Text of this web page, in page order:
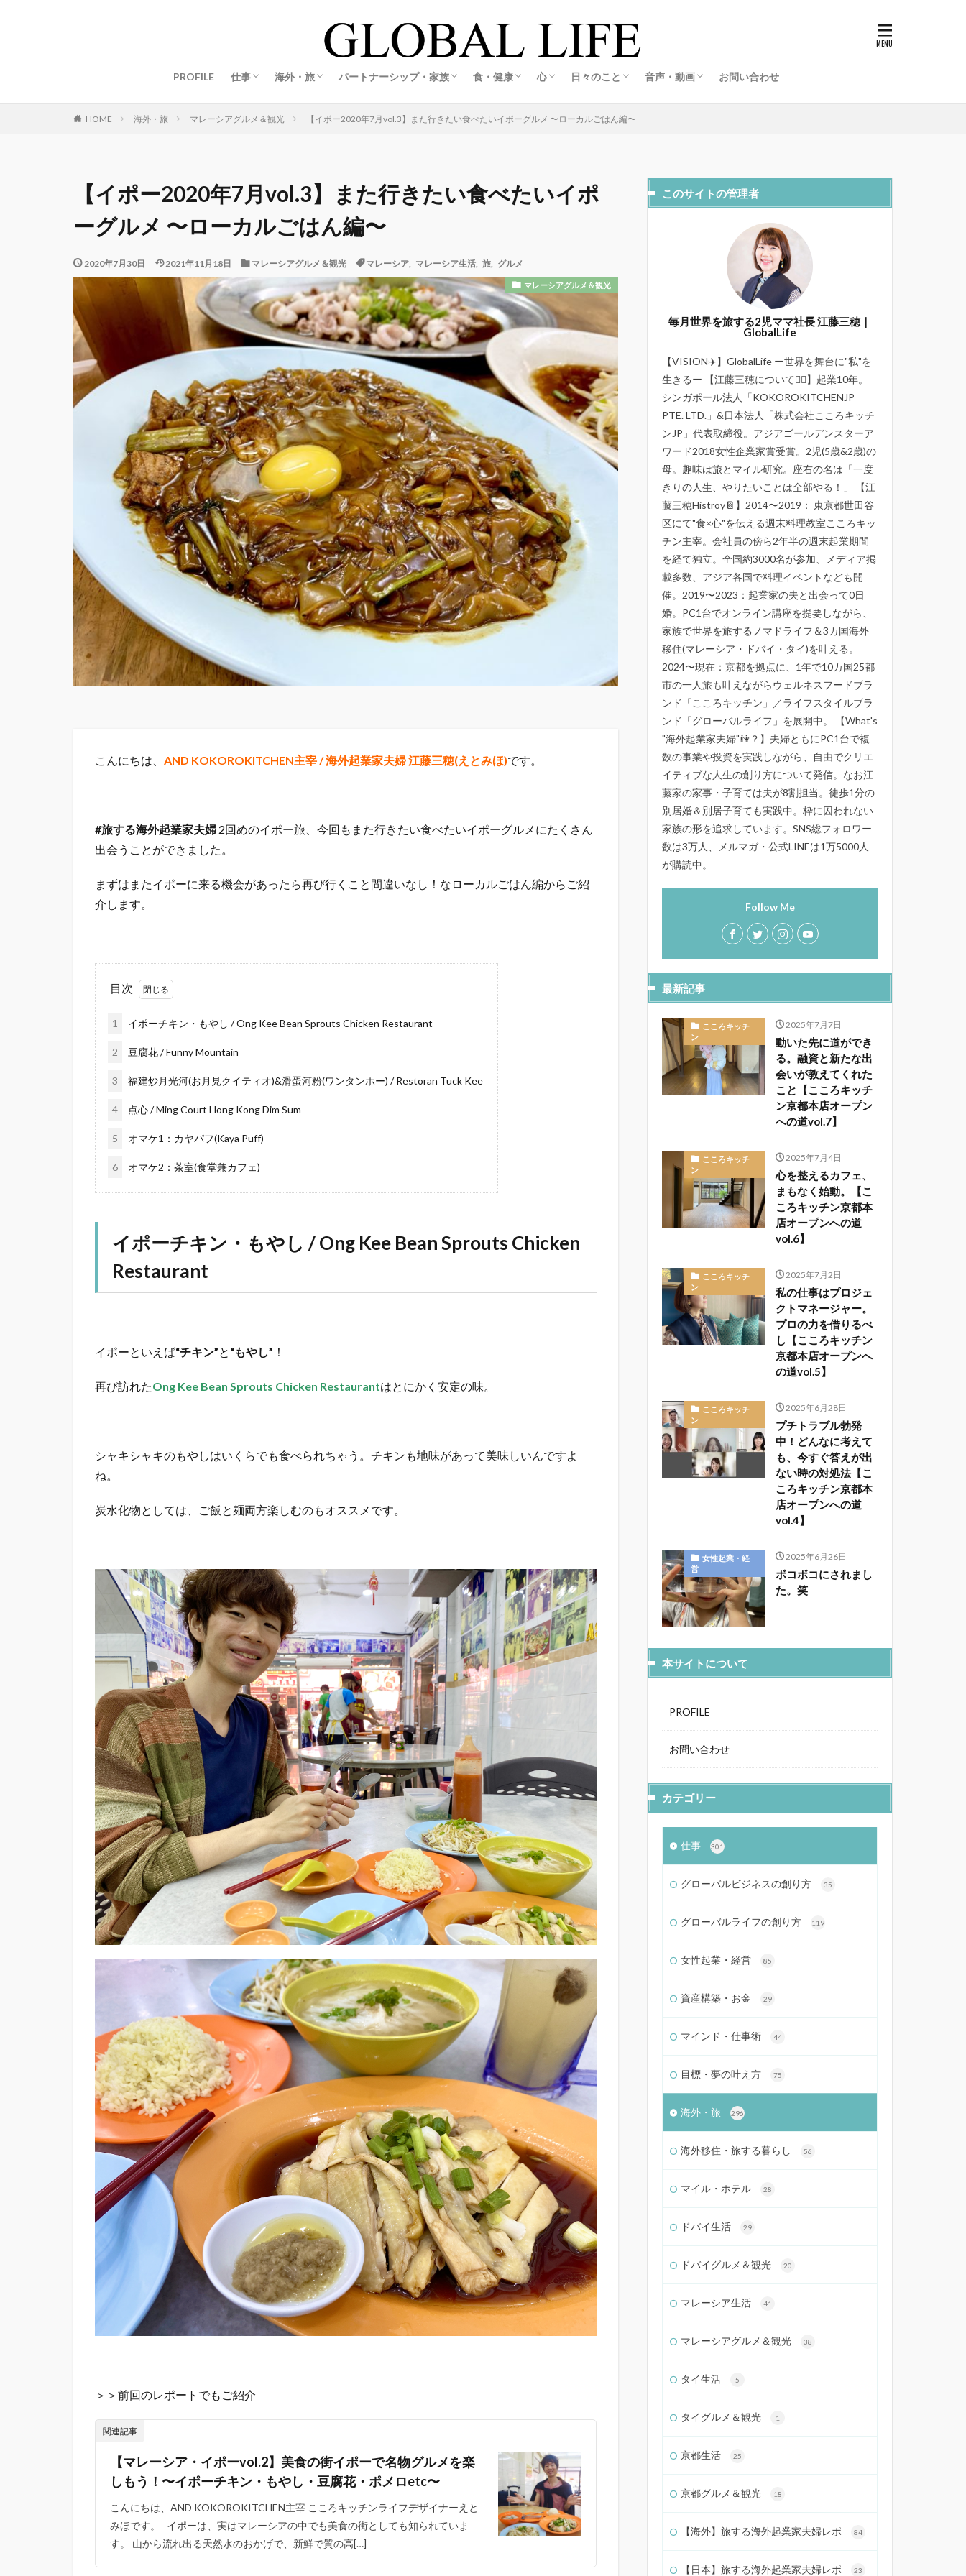
PROFILE 仕事
グローバルライフの創り方
グローバルビジネスの創り方
女性起業・経営
資産構築・お金
マインド・仕事術
目標・夢の叶え方
海外・旅
海外移住・旅する暮らし
マイル・ホテル
ドバイ生活
ドバイグルメ＆観光
マレーシア生活
マレーシアグルメ＆観光
タイ生活
タイグルメ＆観光
京都生活
京都グルメ＆観光
【海外】旅する海外起業家夫婦レポ
【日本】旅する海外起業家夫婦レポ
パートナーシップ・家族
恋愛・婚活
結婚・夫婦
妊娠・出産
海外起業家夫婦の出会いと結婚ストーリー
江藤誠哉(彼)コラム
食・健康
こころキッチン
料理・おうちごはん
オーガニック&エコライフ
心
心の整え方
日々のこと
日々の記録
私の想い
音声・動画
グローバルライフラジオ
海外起業家夫婦のライフデザインチャンネル
お問い合わせ
HOME 海外・旅 マレーシアグルメ＆観光 【イポー2020年7月vol.3】また行きたい食べたいイポーグルメ 〜ローカルごはん編〜
【イポー2020年7月vol.3】また行きたい食べたいイポ
ーグルメ 〜ローカルごはん編〜
2020年7月30日 2021年11月18日 マレーシアグルメ＆観光 マレーシア マレーシア生活 旅 グルメ
マレーシアグルメ＆観光
こんにちは、 AND KOKOROKITCHEN主宰 / 海外起業家夫婦 江藤三穂(えとみほ)です。
#旅する海外起業家夫婦 2回めのイポー旅、今回もまた行きたい食べたいイポーグルメにたくさん
出会うことができました。
まずはまたイポーに来る機会があったら再び行くこと間違いなし！なローカルごはん編からご紹
介します。
目次
1 イポーチキン・もやし / Ong Kee Bean Sprouts Chicken Restaurant
2 豆腐花 / Funny Mountain
3 福建炒月光河(お月見クイティオ)&滑蛋河粉(ワンタンホー) / Restoran Tuck Kee
4 点心 / Ming Court Hong Kong Dim Sum
5 オマケ1：カヤパフ(Kaya Puff)
6 オマケ2：茶室(食堂兼カフェ)
イポーチキン・もやし / Ong Kee Bean Sprouts Chicken
Restaurant
イポーといえば“チキン” と “もやし” ！
再び訪れたOng Kee Bean Sprouts Chicken Restaurantはとにかく安定の味。
シャキシャキのもやしはいくらでも食べられちゃう。チキンも地味があって美味しいんですよ
ね。
炭水化物としては、ご飯と麺両方楽しむのもオススメです。
＞＞前回のレポートでもご紹介
関連記事
【マレーシア・イポーvol.2】美食の街イポーで名物グルメを楽
しもう！〜イポーチキン・もやし・豆腐花・ポメロetc〜
こんにちは、AND KOKOROKITCHEN主宰 こころキッチンライフデザイナーえと
みほです。 イポーは、実はマレーシアの中でも美食の街としても知られていま
す。 山から流れ出る天然水のおかげで、新鮮で質の高[…]
このサイトの管理者
毎月世界を旅する2児ママ社長 江藤三穂｜
GlobalLife
【VISION✈️】GlobalLife ー世界を舞台に"私"を
生きるー 【江藤三穂について💁‍♀️】起業10年。
シンガポール法人「KOKOROKITCHENJP
PTE. LTD.」&日本法人「株式会社こころキッチ
ンJP」代表取締役。アジアゴールデンスターア
ワード2018女性企業家賞受賞。2児(5歳&2歳)の
母。趣味は旅とマイル研究。座右の名は「一度
きりの人生、やりたいことは全部やる！」 【江
藤三穂Histroy📔】2014〜2019： 東京都世田谷
区にて"食×心"を伝える週末料理教室こころキッ
チン主宰。会社員の傍ら2年半の週末起業期間
を経て独立。全国約3000名が参加、メディア掲
載多数、アジア各国で料理イベントなども開
催。2019〜2023：起業家の夫と出会って0日
婚。PC1台でオンライン講座を提要しながら、
家族で世界を旅するノマドライフ＆3カ国海外
移住(マレーシア・ドバイ・タイ)を叶える。
2024〜現在：京都を拠点に、1年で10カ国25都
市の一人旅も叶えながらウェルネスフードブラ
ンド「こころキッチン」／ライフスタイルブラ
ンド「グローバルライフ」を展開中。 【What's
"海外起業家夫婦"👫？】夫婦ともにPC1台で複
数の事業や投資を実践しながら、自由でクリエ
イティブな人生の創り方について発信。なお江
藤家の家事・子育ては夫が8割担当。徒歩1分の
別居婚＆別居子育ても実践中。枠に囚われない
家族の形を追求しています。SNS総フォロワー
数は3万人、メルマガ・公式LINEは1万5000人
が購読中。
Follow Me
最新記事
こころキッチ
ン
2025年7月7日
動いた先に道ができ
る。融資と新たな出
会いが教えてくれた
こと【こころキッチ
ン京都本店オープン
への道vol.7】
こころキッチ
ン
2025年7月4日
心を整えるカフェ、
まもなく始動。【こ
ころキッチン京都本
店オープンへの道
vol.6】
こころキッチ
ン
2025年7月2日
私の仕事はプロジェ
クトマネージャー。
プロの力を借りるべ
し【こころキッチン
京都本店オープンへ
の道vol.5】
こころキッチ
ン
2025年6月28日
プチトラブル勃発
中！どんなに考えて
も、今すぐ答えが出
ない時の対処法【こ
ころキッチン京都本
店オープンへの道
vol.4】
女性起業・経
営
2025年6月26日
ボコボコにされまし
た。笑
本サイトについて
PROFILE
お問い合わせ
カテゴリー
仕事 301
グローバルビジネスの創り方 35
グローバルライフの創り方 119
女性起業・経営 85
資産構築・お金 29
マインド・仕事術 44
目標・夢の叶え方 75
海外・旅 296
海外移住・旅する暮らし 56
マイル・ホテル 28
ドバイ生活 29
ドバイグルメ＆観光 20
マレーシア生活 41
マレーシアグルメ＆観光 38
タイ生活 5
タイグルメ＆観光 1
京都生活 25
京都グルメ＆観光 18
【海外】旅する海外起業家夫婦レポ 84
【日本】旅する海外起業家夫婦レポ 23